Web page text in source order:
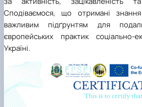
Сподіваємося, що отримані
важливим підґрунтям для
європейських практик соціально-
Україні.